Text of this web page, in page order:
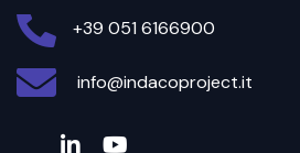
+39 051 6166900
info@indacoproject.it